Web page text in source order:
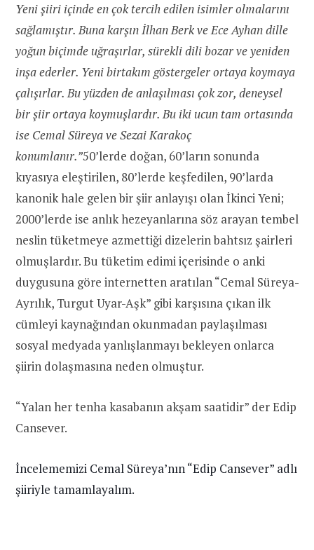
Yeni şiiri içinde en çok tercih edilen isimler olmalarını
sağlamıştır. Buna karşın İlhan Berk ve Ece Ayhan dille
yoğun biçimde uğraşırlar, sürekli dili bozar ve yeniden
inşa ederler. Yeni birtakım göstergeler ortaya koymaya
çalışırlar. Bu yüzden de anlaşılması çok zor, deneysel
bir şiir ortaya koymuşlardır. Bu iki ucun tam ortasında
ise Cemal Süreya ve Sezai Karakoç
konumlanır.”50’lerde doğan, 60’ların sonunda
kıyasıya eleştirilen, 80’lerde keşfedilen, 90’larda
kanonik hale gelen bir şiir anlayışı olan İkinci Yeni;
2000’lerde ise anlık hezeyanlarına söz arayan tembel
neslin tüketmeye azmettiği dizelerin bahtsız şairleri
olmuşlardır. Bu tüketim edimi içerisinde o anki
duygusuna göre internetten aratılan “Cemal Süreya-
Ayrılık, Turgut Uyar-Aşk” gibi karşısına çıkan ilk
cümleyi kaynağından okunmadan paylaşılması
sosyal medyada yanlışlanmayı bekleyen onlarca
şiirin dolaşmasına neden olmuştur.
“Yalan her tenha kasabanın akşam saatidir” der Edip
Cansever.
İncelememizi Cemal Süreya’nın “Edip Cansever” adlı
şiiriyle tamamlayalım.